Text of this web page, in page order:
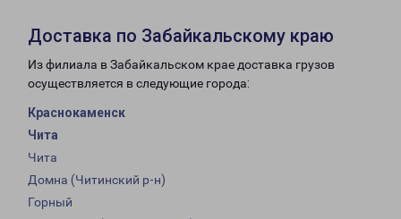
Доставка по Забайкальскому краю
Из филиала в Забайкальском крае доставка грузов
осуществляется в следующие города:
Краснокаменск
Чита
Чита
Домна (Читинский р-н)
Горный